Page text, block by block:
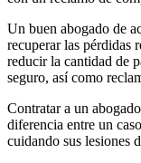
Un buen abogado de
recuperar las pérdidas
reducir la cantidad de
seguro, así como
Contratar a un
diferencia entre un
cuidando sus lesiones